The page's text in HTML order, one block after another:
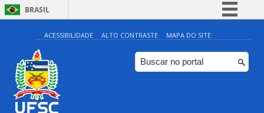
BRASIL
Simplifique!
Comunica BR
Participe
ACESSIBILIDADE ALTO CONTRASTE MAPA DO SITE